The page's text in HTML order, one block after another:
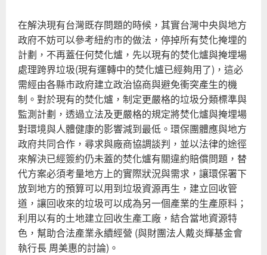
在解決現有台灣既存問題的時候，其實台灣中央與地方
政府不妨可以參考紐約市的做法，停掉所有焚化掩埋的
計劃，不再蓋任何焚化爐，先以現有的焚化爐與掩埋場
處理跨界垃圾(現有運轉中的焚化爐已經夠用了)，這必
需經由各縣市政府建立政治協商與避免衝突產生的機
制。對於現有的焚化爐，制定更嚴格的垃圾分類標準與
監測計劃，透過立法及更嚴格的規定將焚化爐與掩埋場
對環境與人體健康的影響減到最低。環保團體應與地方
政府共同合作，尋求與廠商協調談判，並以法律的途徑
來解決已經簽約仍未蓋的焚化爐有關違約賠償問題，替
代方案必須考量地方上的實際狀況與需求，讓環保署下
放到地方的預算可以用到垃圾資源再生，建立回收管
道，讓回收來的垃圾可以成為另一個產業的生產原料；
利用以有的土地建立回收生產工廠，結合當地資源特
色，幫助合法產業永續經營 (與財團法人戴炎輝基金會
執行長 周美惠的討論)。